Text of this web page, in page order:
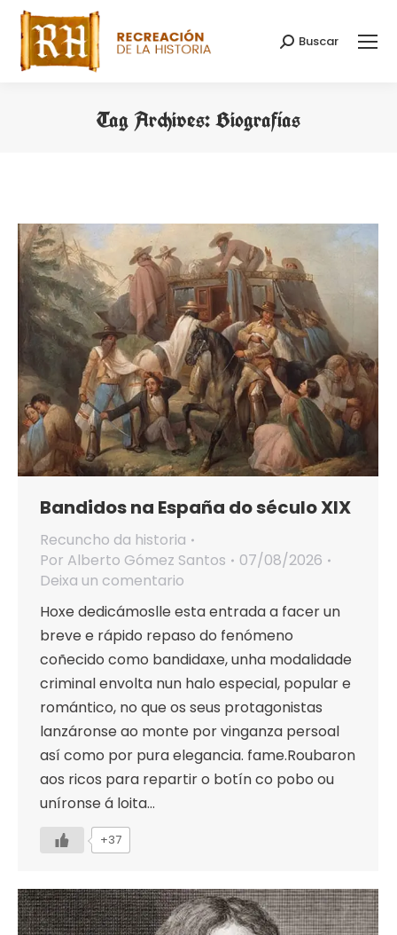
Search:
Buscar
Tag Archives:Biografías
Bandidos na España do século XIX
Recuncho da historia
Por Alberto Gómez Santos
07/08/2026
Deixa un comentario
Hoxe dedicámoslle esta entrada a facer un
breve e rápido repaso do fenómeno
coñecido como bandidaxe, unha modalidade
criminal envolta nun halo especial, popular e
romántico, no que os seus protagonistas
lanzáronse ao monte por vinganza persoal
así como por pura elegancia. fame.Roubaron
aos ricos para repartir o botín co pobo ou
uníronse á loita…
+37